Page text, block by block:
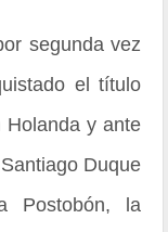
segunda vez
el título
Holanda y ante
Duque
Postobón, la